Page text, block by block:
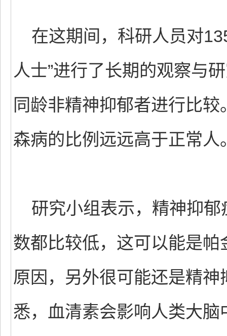
在这期间，科研人员对
人士”进行了长期的观察与
同龄非精神抑郁者进行比
森病的比例远远高于正常人
研究小组表示，精神抑郁
数都比较低，这可以能是
原因，另外很可能还是精
悉，血清素会影响人类大